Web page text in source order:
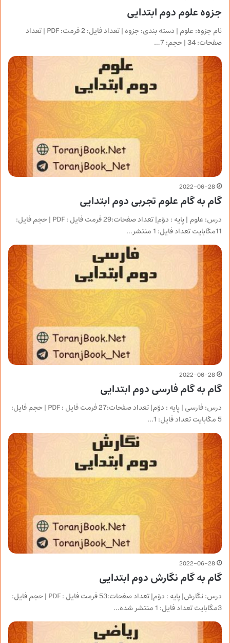
جزوه علوم دوم ابتدایی
نام جزوه: علوم | دسته بندی: جزوه | تعداد فایل: 2 فرمت: PDF | تعداد
صفحات: 34 | حجم: 7…
2022-06-28
گام به گام علوم تجربی دوم ابتدایی
درس: علوم | پایه : دوّم| تعداد صفحات:29 فرمت فایل : PDF | حجم فایل:
11مگابایت تعداد فایل: 1 منتشر…
2022-06-28
گام به گام فارسی دوم ابتدایی
درس: فارسی | پایه : دوّم| تعداد صفحات:27 فرمت فایل : PDF | حجم فایل:
5 مگابایت تعداد فایل: 1…
2022-06-28
گام به گام نگارش دوم ابتدایی
درس: نگارش| پایه : دوّم| تعداد صفحات:53 فرمت فایل : PDF | حجم فایل:
3مگابایت تعداد فایل: 1 منتشر شده…